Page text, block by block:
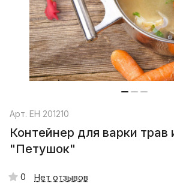
Арт. EH 201210
Контейнер для варки трав
"Петушок"
0 Нет отзывов